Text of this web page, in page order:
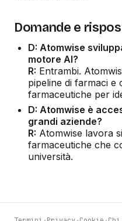
Domande e
D: Atomwise
motore AI?
R: Entrambi.
pipeline di farmaci e
farmaceutiche per
D: Atomwise è
grandi aziende?
R: Atomwise lavora
farmaceutiche che
università.